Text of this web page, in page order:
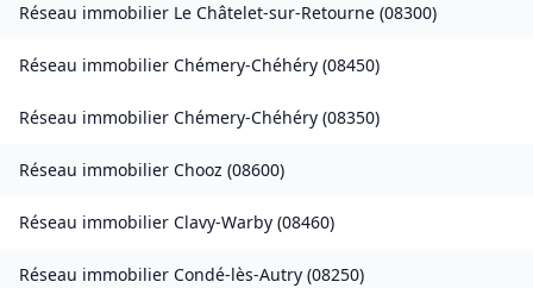
Réseau immobilier Le Châtelet-sur-Retourne (08300)
Réseau immobilier Chémery-Chéhéry (08450)
Réseau immobilier Chémery-Chéhéry (08350)
Réseau immobilier Chooz (08600)
Réseau immobilier Clavy-Warby (08460)
Réseau immobilier Condé-lès-Autry (08250)